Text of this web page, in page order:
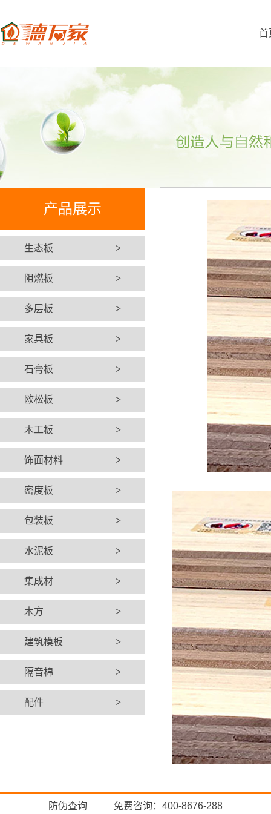
首
产品展示
生态板 >
阻燃板 >
多层板 >
家具板 >
石膏板 >
欧松板 >
木工板 >
饰面材料 >
密度板 >
包装板 >
水泥板 >
集成材 >
木方 >
建筑模板 >
隔音棉 >
配件 >
防伪查询 免费咨询：400-8676-288